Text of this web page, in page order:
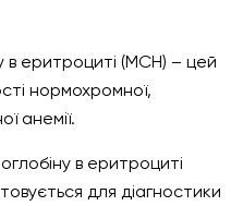
в еритроциті (MCH) – цей
нормохромної,
анемії.
в еритроциті
для діагностики